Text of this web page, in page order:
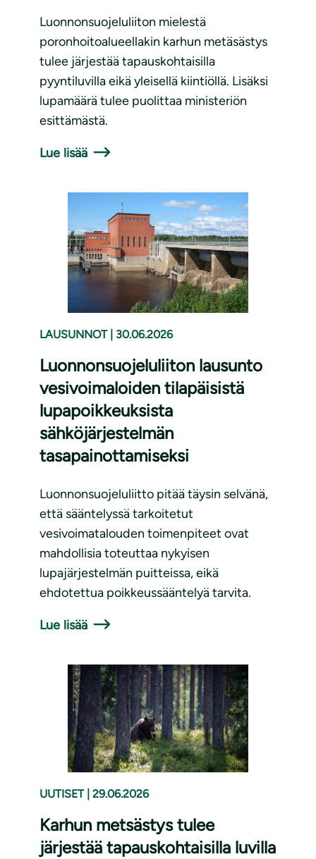
Luonnonsuojeluliiton mielestä
poronhoitoalueellakin karhun metäsästys
tulee järjestää tapauskohtaisilla
pyyntiluvilla eikä yleisellä kiintiöllä. Lisäksi
lupamäärä tulee puolittaa ministeriön
esittämästä.
Lue lisää
LAUSUNNOT 30.06.2026
Luonnonsuojeluliiton lausunto
vesivoimaloiden tilapäisistä
lupapoikkeuksista
sähköjärjestelmän
tasapainottamiseksi
Luonnonsuojeluliitto pitää täysin selvänä,
että sääntelyssä tarkoitetut
vesivoimatalouden toimenpiteet ovat
mahdollisia toteuttaa nykyisen
lupajärjestelmän puitteissa, eikä
ehdotettua poikkeussääntelyä tarvita.
Lue lisää
UUTISET 29.06.2026
Karhun metsästys tulee
järjestää tapauskohtaisilla luvilla